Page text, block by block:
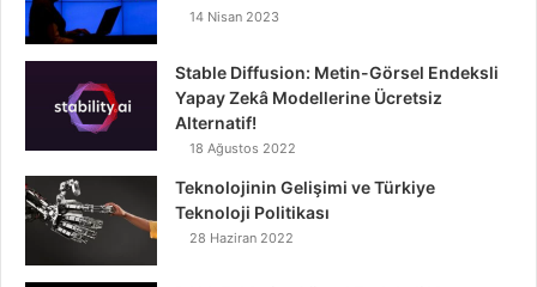
14 Nisan 2023
Stable Diffusion: Metin-Görsel Endeksli
Yapay Zekâ Modellerine Ücretsiz
Alternatif!
18 Ağustos 2022
Teknolojinin Gelişimi ve Türkiye
Teknoloji Politikası
28 Haziran 2022